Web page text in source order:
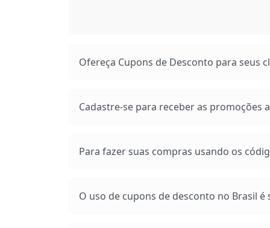
Ofereça Cupons de Desconto para seus
Cadastre-se para receber as promoções
Para fazer suas compras usando os
O uso de cupons de desconto no Brasil